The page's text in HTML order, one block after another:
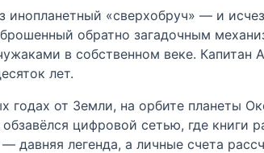
инопланетный «сверхобруч» — и
обратно загадочным
в собственном веке. Капитан
лет.
годах от Земли, на орбите планеты
цифровой сетью, где книги
давняя легенда, а личные счета